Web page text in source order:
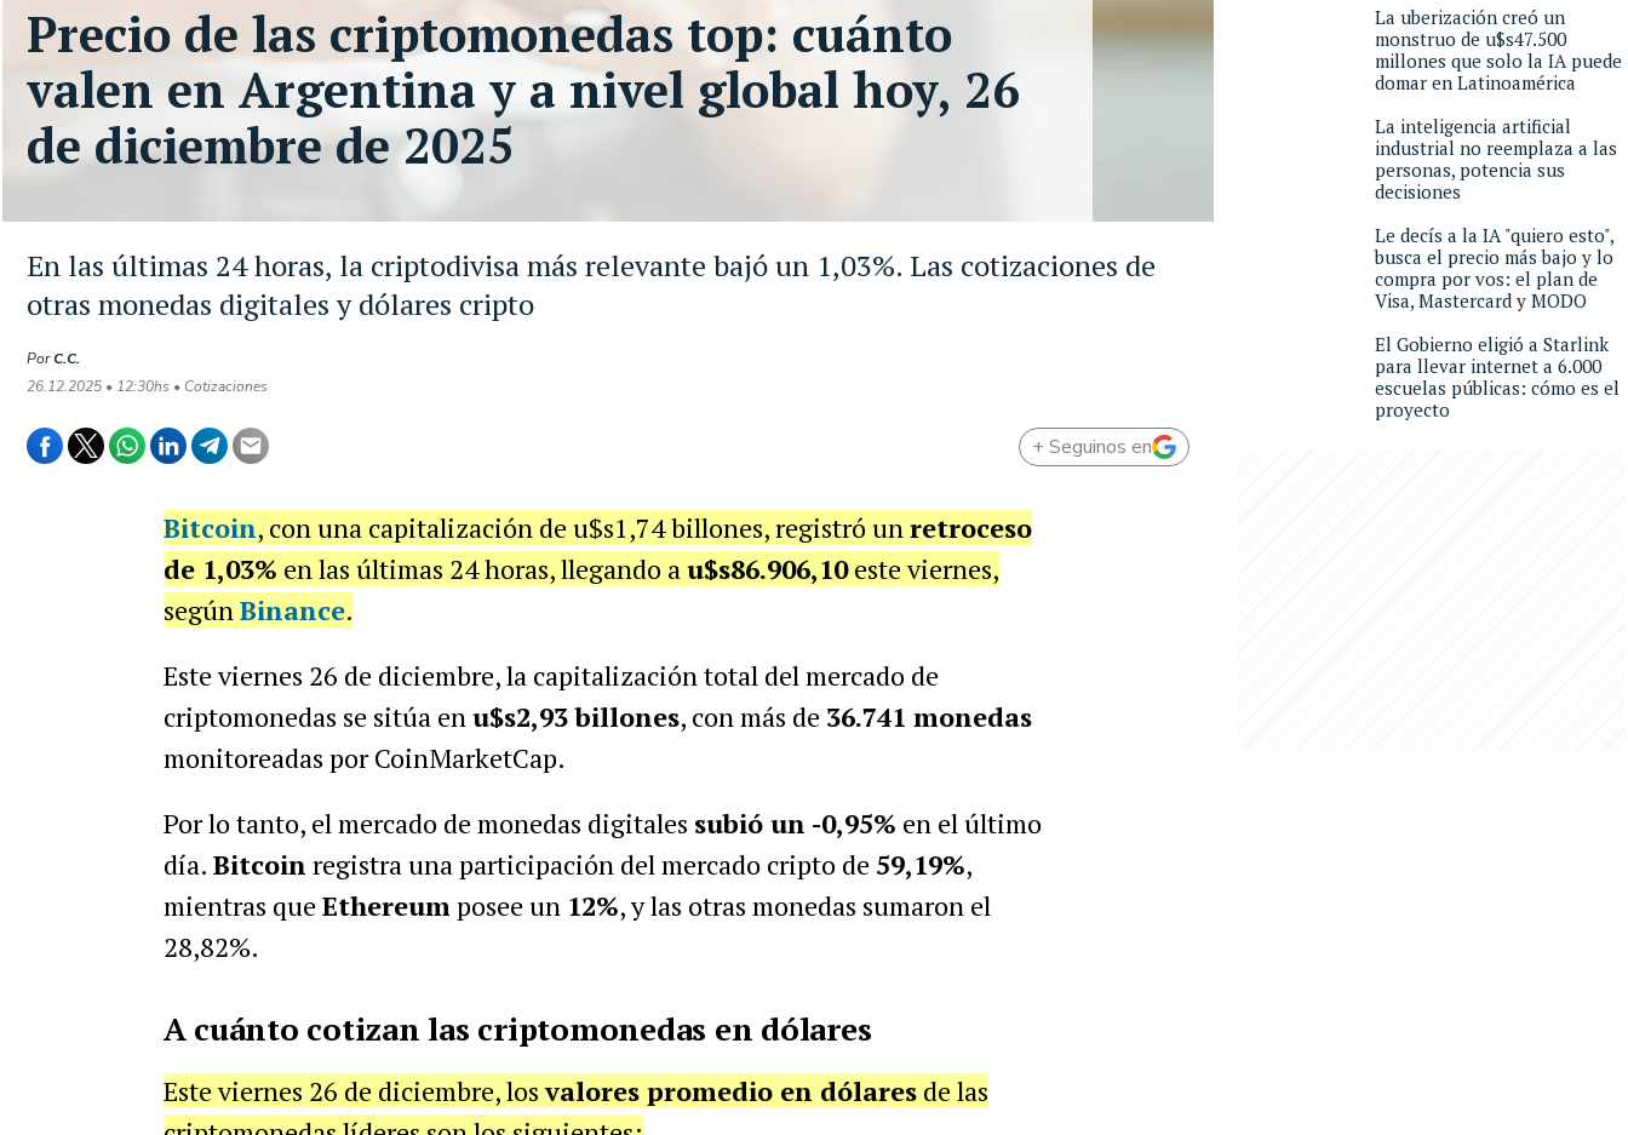
En las últimas 24 horas, la criptodivisa más relevante bajó un 1,03%. Las cotizaciones de
otras monedas digitales y dólares cripto
PorC.C.
26.12.2025 • 12:30hs • Cotizaciones
Precio de las criptomonedas top: cuánto
valen en Argentina y a nivel global hoy, 26
de diciembre de 2025
+ Seguinos en
Bitcoin, con una capitalización de u$s1,74 billones, registró unretroceso
de 1,03% en las últimas 24 horas, llegando au$s86.906,10este viernes,
segúnBinance.
Este viernes 26 de diciembre, la capitalización total del mercado de
criptomonedas se sitúa enu$s2,93 billones, con más de 36.741 monedas
monitoreadas por CoinMarketCap.
Por lo tanto, el mercado de monedas digitales subió un -0,95% en el último
día. Bitcoin registra una participación del mercado cripto de 59,19%,
mientras que Ethereum posee un 12%, y las otras monedas sumaron el
28,82%.
A cuánto cotizan las criptomonedas en dólares
Este viernes 26 de diciembre, losvalores promedio en dólaresde las
La uberización creó un
monstruo de u$s47.500
millones que solo la IA puede
domar en Latinoamérica
La inteligencia artificial
industrial no reemplaza a las
personas, potencia sus
decisiones
Le decís a la IA "quiero esto",
busca el precio más bajo y lo
compra por vos: el plan de
Visa, Mastercard y MODO
El Gobierno eligió a Starlink
para llevar internet a 6.000
escuelas públicas: cómo es el
proyecto